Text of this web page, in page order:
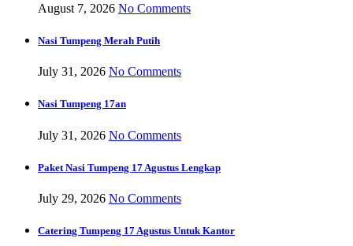
August 7, 2026 No Comments
Nasi Tumpeng Merah Putih
July 31, 2026 No Comments
Nasi Tumpeng 17an
July 31, 2026 No Comments
Paket Nasi Tumpeng 17 Agustus Lengkap
July 29, 2026 No Comments
Catering Tumpeng 17 Agustus Untuk Kantor